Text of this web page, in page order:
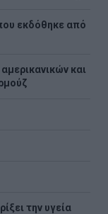
εκδόθηκε από
και
την υγεία